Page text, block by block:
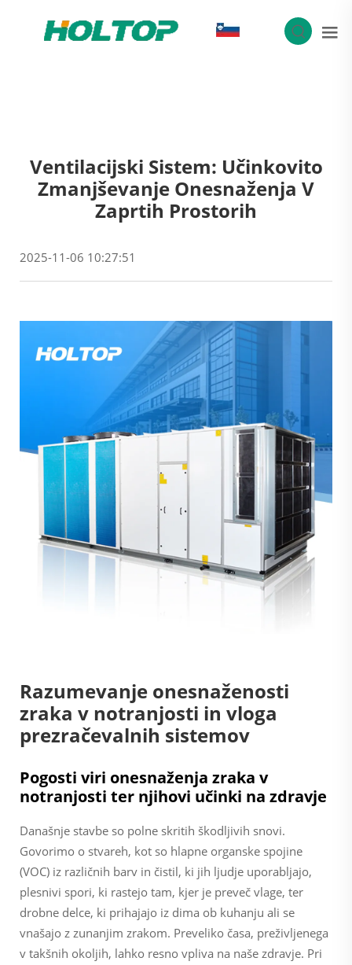
Ventilacijski Sistem: Učinkovito
Zmanjševanje Onesnaženja V
Zaprtih Prostorih
2025-11-06 10:27:51
Razumevanje onesnaženosti
zraka v notranjosti in vloga
prezračevalnih sistemov
Pogosti viri onesnaženja zraka v
notranjosti ter njihovi učinki na zdravje
Današnje stavbe so polne skritih škodljivih snovi.
Govorimo o stvareh, kot so hlapne organske spojine
(VOC) iz različnih barv in čistil, ki jih ljudje uporabljajo,
plesnivi spori, ki rastejo tam, kjer je preveč vlage, ter
drobne delce, ki prihajajo iz dima ob kuhanju ali se
vnašajo z zunanjim zrakom. Preveliko časa, preživljenega
v takšnih okoljih, lahko resno vpliva na naše zdravje. Pri